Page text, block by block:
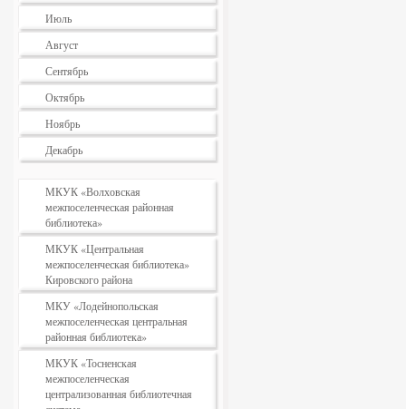
Июль
Август
Сентябрь
Октябрь
Ноябрь
Декабрь
МКУК «Волховская
межпоселенческая районная
библиотека»
МКУК «Центральная
межпоселенческая библиотека»
Кировского района
МКУ «Лодейнопольская
межпоселенческая центральная
районная библиотека»
МКУК «Тосненская
межпоселенческая
централизованная библиотечная